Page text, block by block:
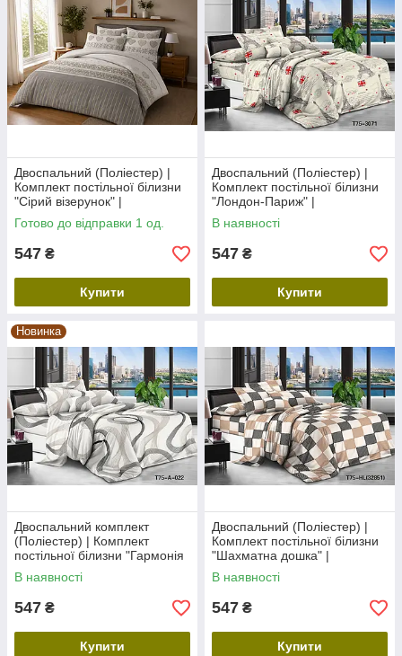
Двоспальний (Поліестер) |
Комплект постільної білизни
"Сірий візерунок" |
Простирадло 175х220 см
Готово до відправки 1 од.
547 ₴
Купити
Двоспальний (Поліестер) |
Комплект постільної білизни
"Лондон-Париж" |
Простирадло 180х220 см
В наявності
547 ₴
Купити
Новинка
Двоспальний комплект
(Поліестер) | Комплект
постільної білизни "Гармонія
2" | Простирадло 180х220 см
В наявності
547 ₴
Купити
Двоспальний (Поліестер) |
Комплект постільної білизни
"Шахматна дошка" |
Простирадло 180х220 см
В наявності
547 ₴
Купити